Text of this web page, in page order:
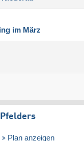
im März
Pfelders
Plan anzeigen